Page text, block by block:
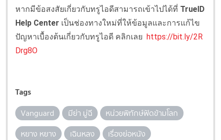
หากมีข้อสงสัยเกี่ยวกับทรูไอดีสามารถเข้าไปได้ที่ TrueID
Help Center เป็นช่องทางใหม่ที่ให้ข้อมูลและการแก้ไข
ปัญหาเบื้องต้นเกี่ยวกับทรูไอดี คลิกเลย https://bit.ly/2R
Drg8O
Tags
Vanguard มีย่า มู่ฉี
หน่วยพิทักษ์ฟัดข้ามโลก
หยาง หยาง
เฉินหลง เรื่องย่อหนัง